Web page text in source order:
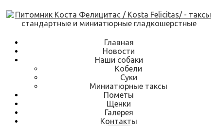
Skip
to
content
Главная
Новости
Наши собаки
Кобели
Суки
Миниатюрные таксы
Пометы
Щенки
Галерея
Контакты